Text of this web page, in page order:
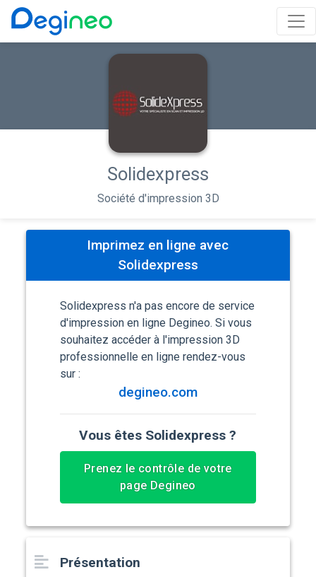
Solidexpress
Société d'impression 3D
Présentation
Imprimez en ligne avec
Solidexpress
Solidexpress n'a pas encore de service
d'impression en ligne Degineo. Si vous
souhaitez accéder à l'impression 3D
professionnelle en ligne rendez-vous
sur :
degineo.com
Vous êtes Solidexpress ?
Prenez le contrôle de votre
page Degineo